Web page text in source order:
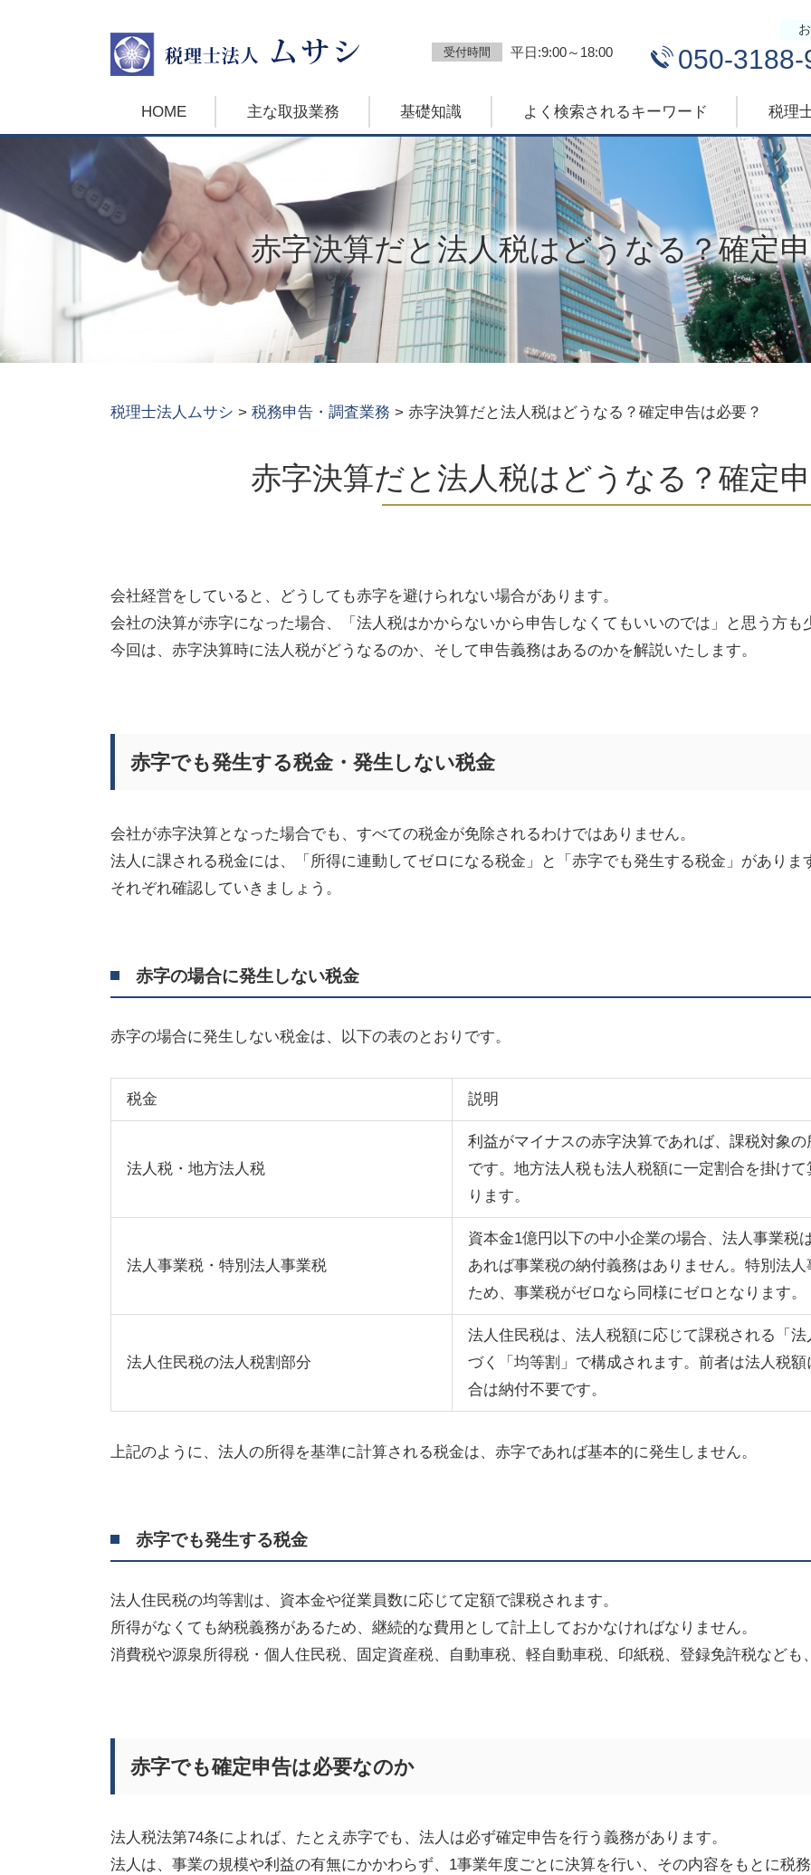
赤字決算だと法人税はどうなる？確定
受付時間
平日:9:00～18:00 050-3188-
HOME 主な取扱業務 基礎知識 よく検索されるキーワード 税理
税理士法人ムサシ > 税務申告・調査業務 > 赤字決算だと法人税はどうなる？確定申告は必要？
赤字決算だと法人税はどうなる？確定
会社経営をしていると、どうしても赤字を避けられない場合があります。
会社の決算が赤字になった場合、「法人税はかからないから申告しなくてもいいのでは」と思う方も
今回は、赤字決算時に法人税がどうなるのか、そして申告義務はあるのかを解説いたします。
赤字でも発生する税金・発生しない税金
会社が赤字決算となった場合でも、すべての税金が免除されるわけではありません。
法人に課される税金には、「所得に連動してゼロになる税金」と「赤字でも発生する税金」がありま
それぞれ確認していきましょう。
赤字の場合に発生しない税金
赤字の場合に発生しない税金は、以下の表のとおりです。
税金 説明
法人税・地方法人税
利益がマイナスの赤字決算であれば、課税対象
です。地方法人税も法人税額に一定割合を掛け
ります。
法人事業税・特別法人事業税
資本金1億円以下の中小企業の場合、法人事業税
あれば事業税の納付義務はありません。特別法
ため、事業税がゼロなら同様にゼロとなります。
法人住民税の法人税割部分
法人住民税は、法人税額に応じて課税される「
づく「均等割」で構成されます。前者は法人税
合は納付不要です。
上記のように、法人の所得を基準に計算される税金は、赤字であれば基本的に発生しません。
赤字でも発生する税金
法人住民税の均等割は、資本金や従業員数に応じて定額で課税されます。
所得がなくても納税義務があるため、継続的な費用として計上しておかなければなりません。
消費税や源泉所得税・個人住民税、固定資産税、自動車税、軽自動車税、印紙税、登録免許税なども
赤字でも確定申告は必要なのか
法人税法第74条によれば、たとえ赤字でも、法人は必ず確定申告を行う義務があります。
法人は、事業の規模や利益の有無にかかわらず、 1事業年度ごとに決算を行い、その内容をもとに税